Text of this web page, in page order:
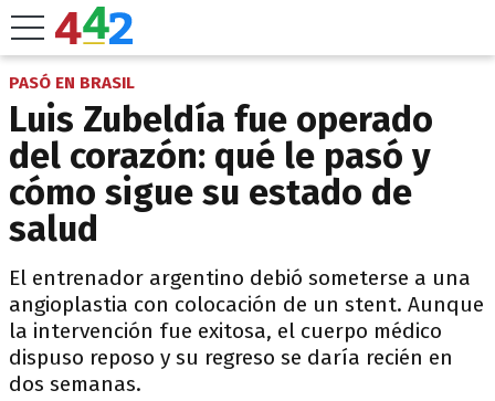
PASÓ EN BRASIL
Luis Zubeldía fue operado
del corazón: qué le pasó y
cómo sigue su estado de
salud
El entrenador argentino debió someterse a una
angioplastia con colocación de un stent. Aunque
la intervención fue exitosa, el cuerpo médico
dispuso reposo y su regreso se daría recién en
dos semanas.